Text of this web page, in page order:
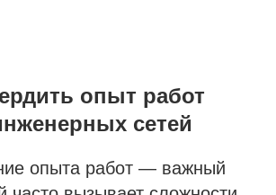
опыт работ
сетей
опыта работ — важный